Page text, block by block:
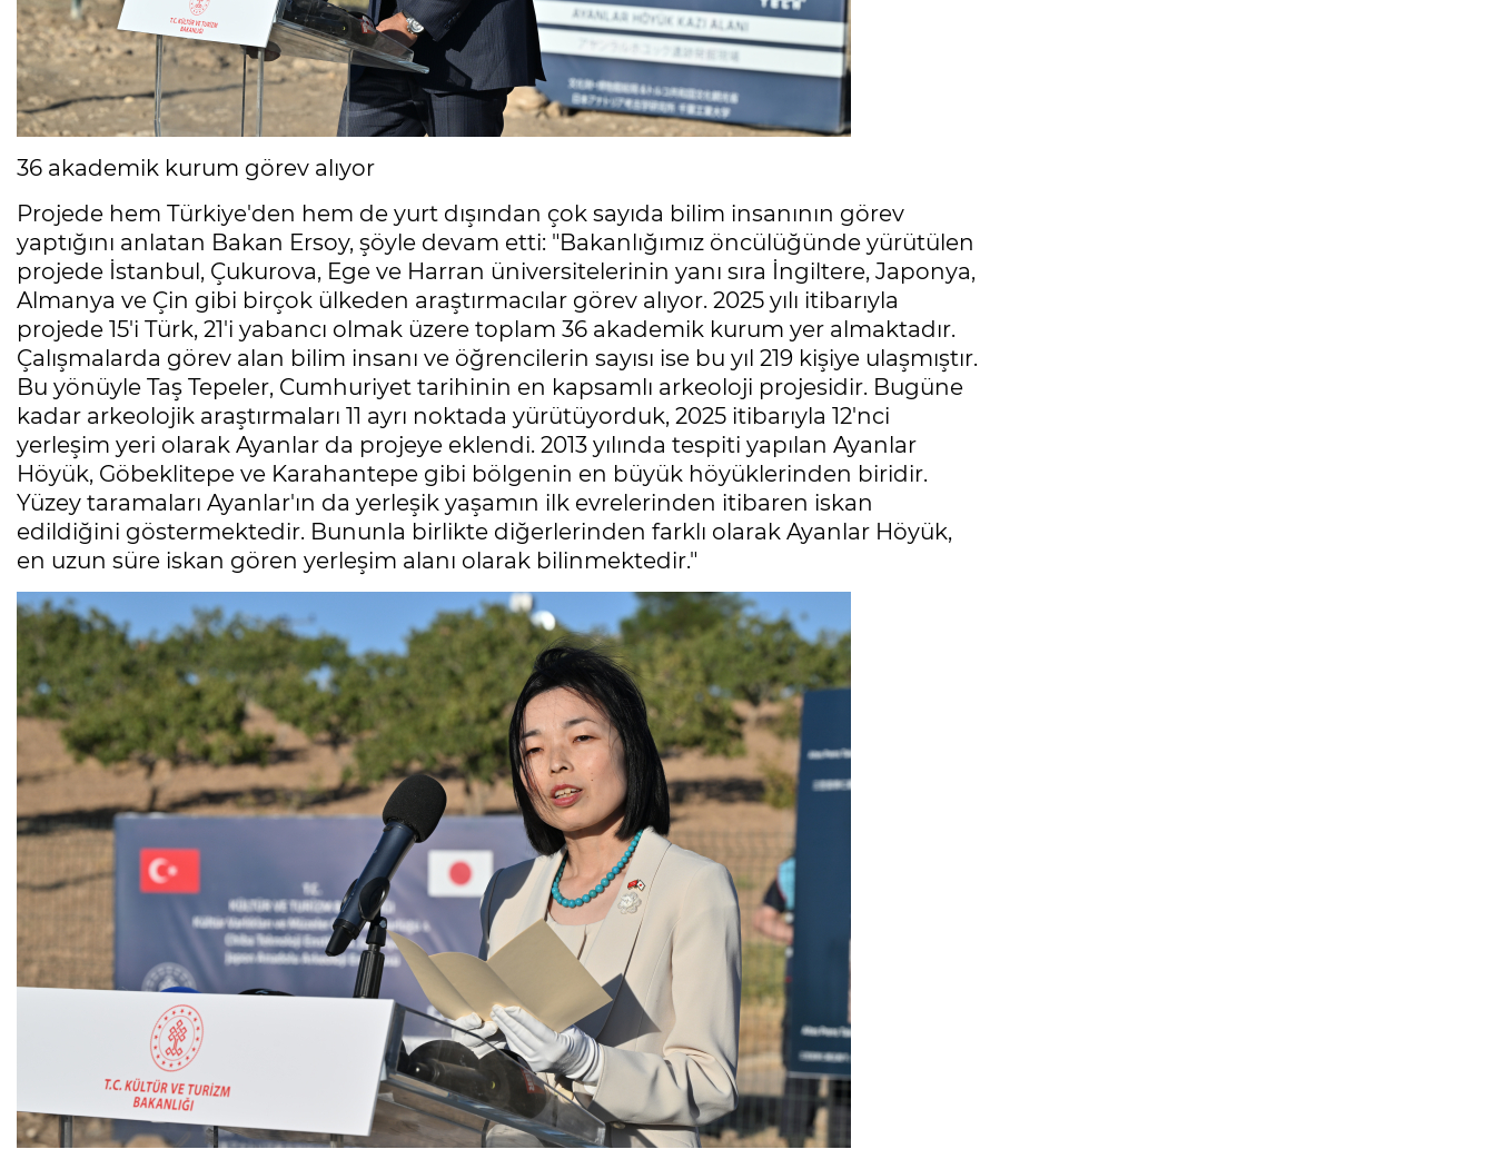
36 akademik kurum görev alıyor
Projede hem Türkiye'den hem de yurt dışından çok sayıda bilim insanının görev
yaptığını anlatan Bakan Ersoy, şöyle devam etti: "Bakanlığımız öncülüğünde yürütülen
projede İstanbul, Çukurova, Ege ve Harran üniversitelerinin yanı sıra İngiltere, Japonya,
Almanya ve Çin gibi birçok ülkeden araştırmacılar görev alıyor. 2025 yılı itibarıyla
projede 15'i Türk, 21'i yabancı olmak üzere toplam 36 akademik kurum yer almaktadır.
Çalışmalarda görev alan bilim insanı ve öğrencilerin sayısı ise bu yıl 219 kişiye ulaşmıştır.
Bu yönüyle Taş Tepeler, Cumhuriyet tarihinin en kapsamlı arkeoloji projesidir. Bugüne
kadar arkeolojik araştırmaları 11 ayrı noktada yürütüyorduk, 2025 itibarıyla 12'nci
yerleşim yeri olarak Ayanlar da projeye eklendi. 2013 yılında tespiti yapılan Ayanlar
Höyük, Göbeklitepe ve Karahantepe gibi bölgenin en büyük höyüklerinden biridir.
Yüzey taramaları Ayanlar'ın da yerleşik yaşamın ilk evrelerinden itibaren iskan
edildiğini göstermektedir. Bununla birlikte diğerlerinden farklı olarak Ayanlar Höyük,
en uzun süre iskan gören yerleşim alanı olarak bilinmektedir."